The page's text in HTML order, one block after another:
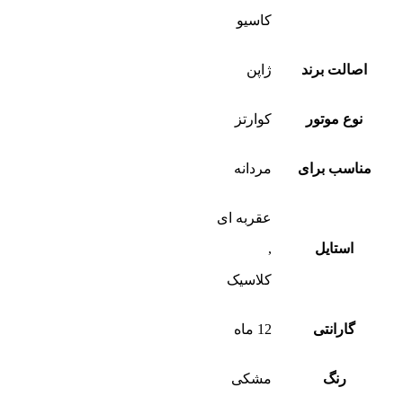
کاسیو
اصالت برند ژاپن
نوع موتور کوارتز
مناسب برای مردانه
استایل
عقربه ای
,
کلاسیک
گارانتی 12 ماه
رنگ مشکی